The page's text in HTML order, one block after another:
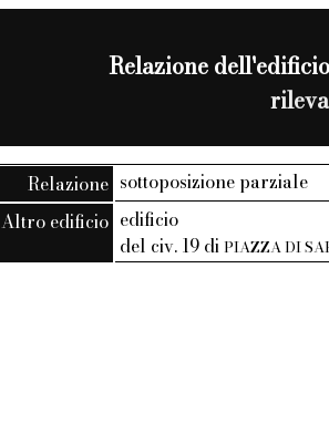
Relazione
Relazione sottoposizione parziale
Altro edificio edificio
del civ. 19 diPIAZZA DI